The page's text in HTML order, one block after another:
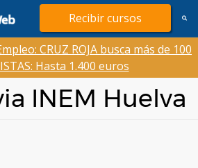
Recibir cursos
CRUZ ROJA busca más de 100
Hasta 1.400 euros
INEM Huelva